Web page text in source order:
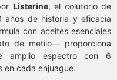
Listerine, el colutorio de
años de historia y eficacia
con aceites esenciales
de metilo— proporciona
amplio espectro con 6
en cada enjuague.